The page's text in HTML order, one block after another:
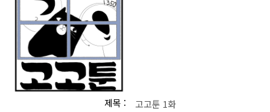
제목
고고툰 1화